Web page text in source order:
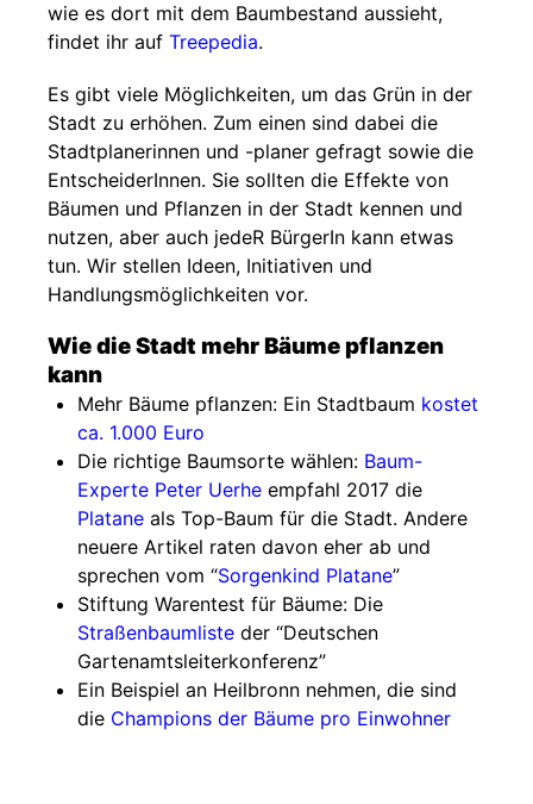
wie es dort mit dem Baumbestand aussieht,
findet ihr auf Treepedia.
Es gibt viele Möglichkeiten, um das Grün in der
Stadt zu erhöhen. Zum einen sind dabei die
Stadtplanerinnen und -planer gefragt sowie die
EntscheiderInnen. Sie sollten die Effekte von
Bäumen und Pflanzen in der Stadt kennen und
nutzen, aber auch jedeR BürgerIn kann etwas
tun. Wir stellen Ideen, Initiativen und
Handlungsmöglichkeiten vor.
Wie die Stadt mehr Bäume pflanzen
kann
Mehr Bäume pflanzen: Ein Stadtbaum kostet
ca. 1.000 Euro
Die richtige Baumsorte wählen: Baum-
Experte Peter Uerhe empfahl 2017 die
Platane als Top-Baum für die Stadt. Andere
neuere Artikel raten davon eher ab und
sprechen vom “Sorgenkind Platane”
Stiftung Warentest für Bäume: Die
Straßenbaumliste der “Deutschen
Gartenamtsleiterkonferenz”
Ein Beispiel an Heilbronn nehmen, die sind
die Champions der Bäume pro Einwohner